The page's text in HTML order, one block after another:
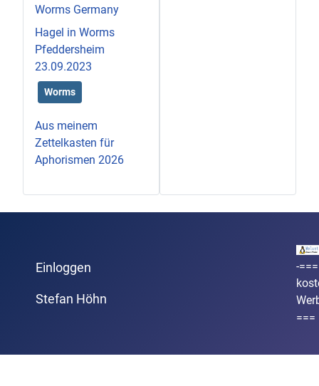
Worms Germany
Hagel in Worms
Pfeddersheim
23.09.2023
Worms
Aus meinem
Zettelkasten für
Aphorismen 2026
Einloggen
Stefan Höhn
-===
===